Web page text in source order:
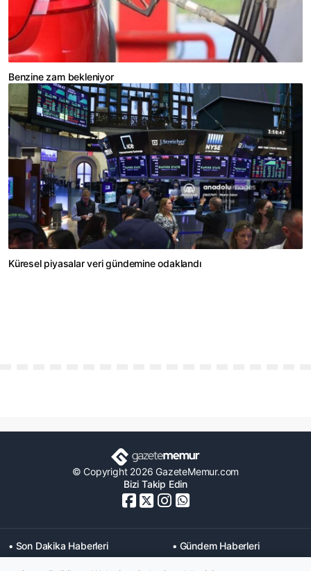
Benzine zam bekleniyor
Küresel piyasalar veri gündemine odaklandı
© Copyright 2026 GazeteMemur.com
Bizi Takip Edin
• Son Dakika Haberleri
• Gündem Haberleri
• Memurlar Haberleri
• KPSS Haberleri